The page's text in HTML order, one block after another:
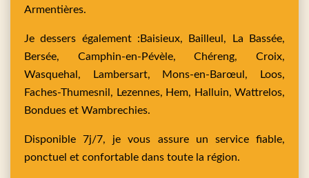
Armentières.
Je dessers également : Baisieux, Bailleul,
La Bassée,
Bersée, Camphin-en-Pévèle,Chéreng,Croix,
Wasquehal,
Lambersart, Mons-en-Barœul,
Loos,
Faches-Thumesnil, Lezennes, Hem, Halluin, Wattrelos,
Bondues et Wambrechies.
Disponible 7j/7, je vous assure un service fiable,
ponctuel et confortable dans toute la région.